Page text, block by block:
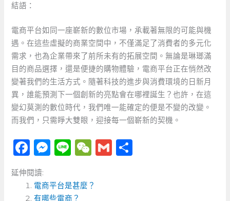
結語：
電商平台如同一座嶄新的數位市場，承載著無限的可能與機
遇。在這些虛擬的商業空間中，不僅滿足了消費者的多元化
需求，也為企業帶來了前所未有的拓展空間。無論是琳瑯滿
目的商品選擇，還是便捷的購物體驗，電商平台正在悄然改
變著我們的生活方式。隨著科技的進步與消費環境的日新月
異，誰能預測下一個創新的亮點會在哪裡誕生？也許，在這
變幻莫測的數位時代，我們唯一能確定的便是不變的改變。
而我們，只需睜大雙眼，迎接每一個嶄新的契機。
F
a
c
e
M
ss
e
Li
e
W
C
G
延伸閱讀:
電商平台是甚麼？
有哪些電商？